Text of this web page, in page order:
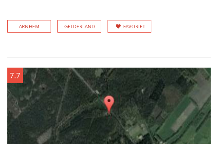
ARNHEM GELDERLAND FAVORIET
7.7